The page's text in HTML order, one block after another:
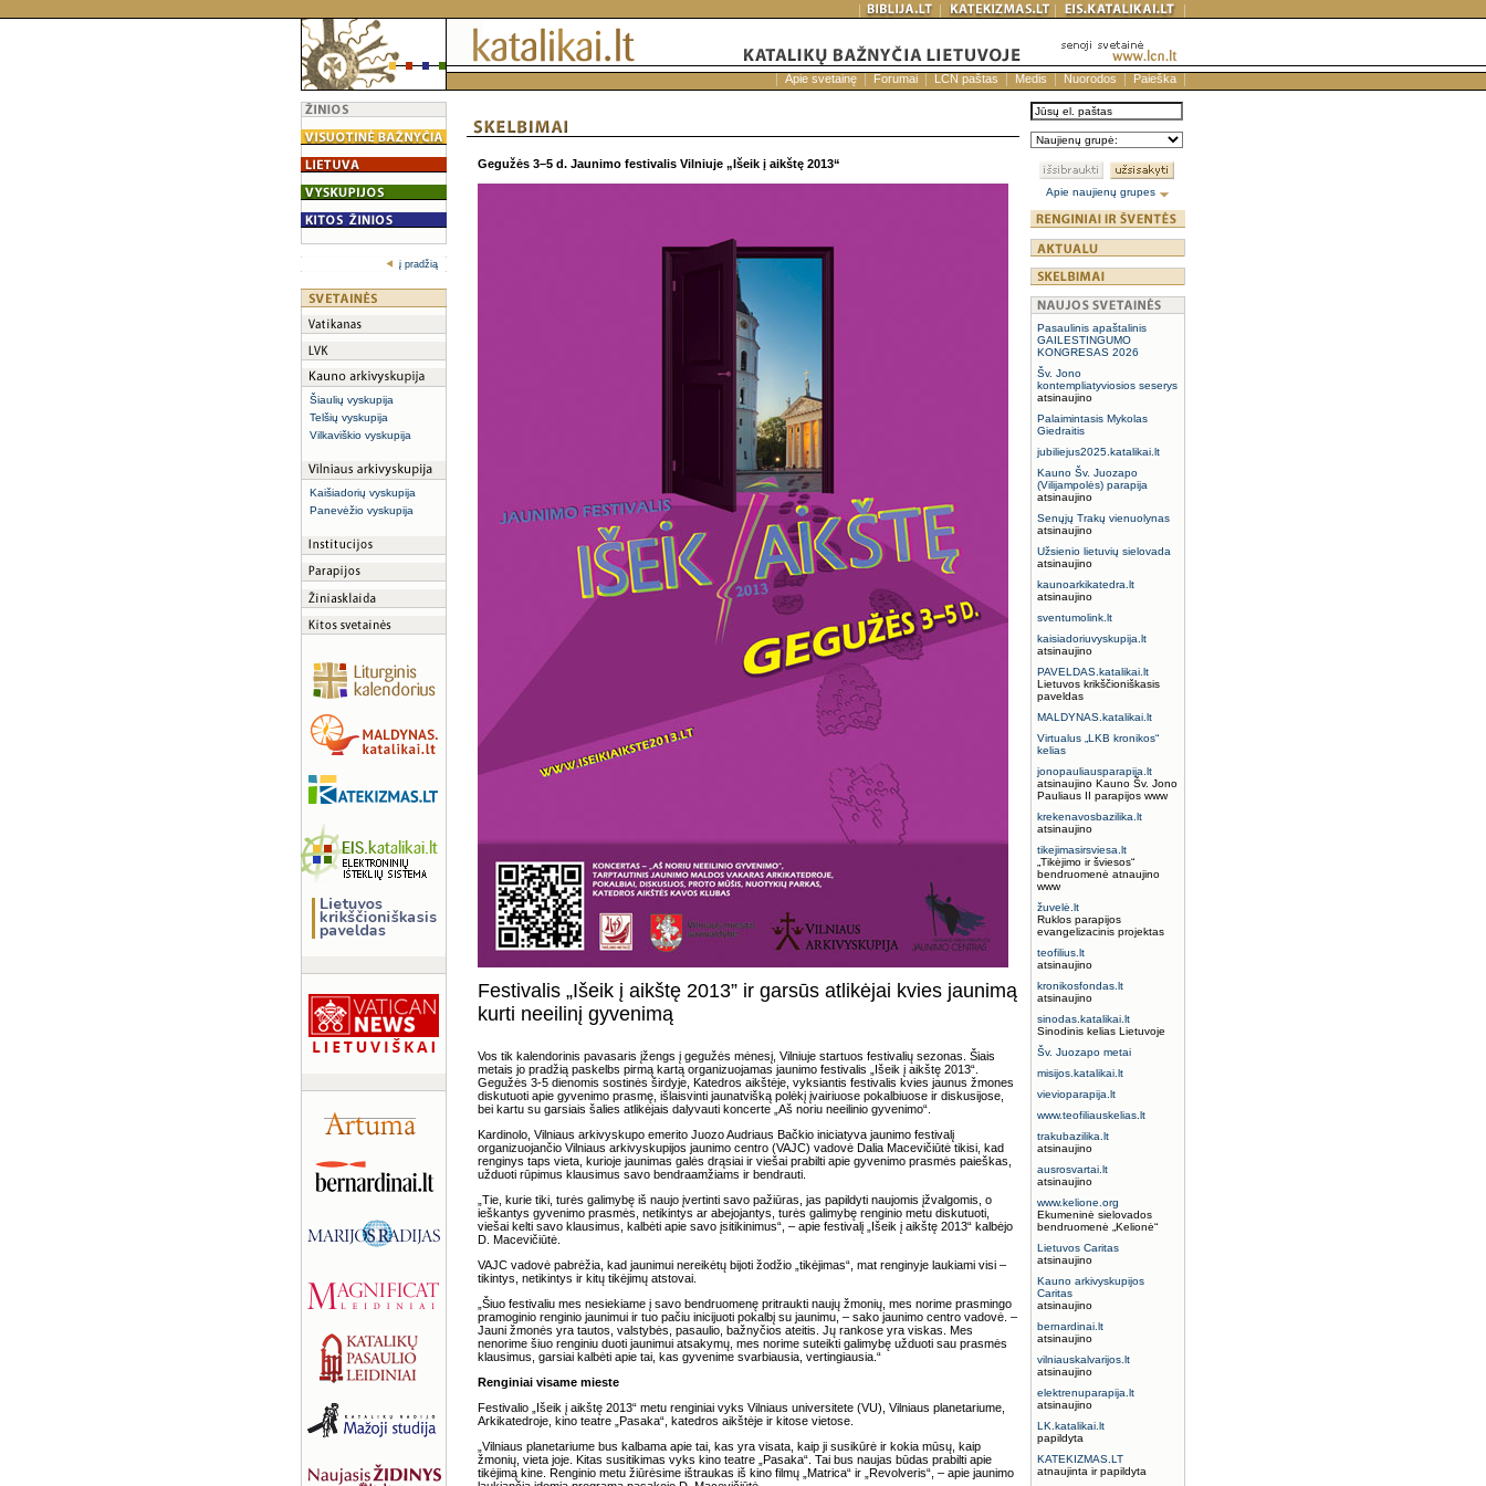
Apie svetainę Forumai LCN paštas Medis Nuorodos Paieška
į pradžią
Šiaulių vyskupija
Telšių vyskupija
Vilkaviškio vyskupija
Kaišiadorių vyskupija
Panevėžio vyskupija
Gegužės 3–5 d. Jaunimo festivalis Vilniuje „Išeik į aikštę 2013“
Festivalis „Išeik į aikštę 2013” ir garsūs atlikėjai kvies jaunimą
kurti neeilinį gyvenimą
Vos tik kalendorinis pavasaris įžengs į gegužės mėnesį, Vilniuje startuos festivalių sezonas. Šiais
metais jo pradžią paskelbs pirmą kartą organizuojamas jaunimo festivalis „Išeik į aikštę 2013“.
Gegužės 3-5 dienomis sostinės širdyje, Katedros aikštėje, vyksiantis festivalis kvies jaunus žmones
diskutuoti apie gyvenimo prasmę, išlaisvinti jaunatvišką polėkį įvairiuose pokalbiuose ir diskusijose,
bei kartu su garsiais šalies atlikėjais dalyvauti koncerte „Aš noriu neeilinio gyvenimo“.
Kardinolo, Vilniaus arkivyskupo emerito Juozo Audriaus Bačkio iniciatyva jaunimo festivalį
organizuojančio Vilniaus arkivyskupijos jaunimo centro (VAJC) vadovė Dalia Macevičiūtė tikisi, kad
renginys taps vieta, kurioje jaunimas galės drąsiai ir viešai prabilti apie gyvenimo prasmės paieškas,
užduoti rūpimus klausimus savo bendraamžiams ir bendrauti.
„Tie, kurie tiki, turės galimybę iš naujo įvertinti savo pažiūras, jas papildyti naujomis įžvalgomis, o
ieškantys gyvenimo prasmės, netikintys ar abejojantys, turės galimybę renginio metu diskutuoti,
viešai kelti savo klausimus, kalbėti apie savo įsitikinimus“, – apie festivalį „Išeik į aikštę 2013“ kalbėjo
D. Macevičiūtė.
VAJC vadovė pabrėžia, kad jaunimui nereikėtų bijoti žodžio „tikėjimas“, mat renginyje laukiami visi –
tikintys, netikintys ir kitų tikėjimų atstovai.
„Šiuo festivaliu mes nesiekiame į savo bendruomenę pritraukti naujų žmonių, mes norime prasmingo
pramoginio renginio jaunimui ir tuo pačiu inicijuoti pokalbį su jaunimu, – sako jaunimo centro vadovė. –
Jauni žmonės yra tautos, valstybės, pasaulio, bažnyčios ateitis. Jų rankose yra viskas. Mes
nenorime šiuo renginiu duoti jaunimui atsakymų, mes norime suteikti galimybę užduoti sau prasmės
klausimus, garsiai kalbėti apie tai, kas gyvenime svarbiausia, vertingiausia.“
Renginiai visame mieste
Festivalio „Išeik į aikštę 2013“ metu renginiai vyks Vilniaus universitete (VU), Vilniaus planetariume,
Arkikatedroje, kino teatre „Pasaka“, katedros aikštėje ir kitose vietose.
„Vilniaus planetariume bus kalbama apie tai, kas yra visata, kaip ji susikūrė ir kokia mūsų, kaip
žmonių, vieta joje. Kitas susitikimas vyks kino teatre „Pasaka“. Tai bus naujas būdas prabilti apie
tikėjimą kine. Renginio metu žiūrėsime ištraukas iš kino filmų „Matrica“ ir „Revolveris“, – apie jaunimo
Apie naujienų grupes
Pasaulinis apaštalinis
GAILESTINGUMO
KONGRESAS 2026
Šv. Jono
kontempliatyviosios seserys
atsinaujino
Palaimintasis Mykolas
Giedraitis
jubiliejus2025.katalikai.lt
Kauno Šv. Juozapo
(Vilijampolės) parapija
atsinaujino
Senųjų Trakų vienuolynas
atsinaujino
Užsienio lietuvių sielovada
atsinaujino
kaunoarkikatedra.lt
atsinaujino
sventumolink.lt
kaisiadoriuvyskupija.lt
atsinaujino
PAVELDAS.katalikai.lt
Lietuvos krikščioniškasis
paveldas
MALDYNAS.katalikai.lt
Virtualus „LKB kronikos“
kelias
jonopauliausparapija.lt
atsinaujino Kauno Šv. Jono
Pauliaus II parapijos www
krekenavosbazilika.lt
atsinaujino
tikejimasirsviesa.lt
„Tikėjimo ir šviesos“
bendruomenė atnaujino
www
žuvelė.lt
Ruklos parapijos
evangelizacinis projektas
teofilius.lt
atsinaujino
kronikosfondas.lt
atsinaujino
sinodas.katalikai.lt
Sinodinis kelias Lietuvoje
Šv. Juozapo metai
misijos.katalikai.lt
vievioparapija.lt
www.teofiliauskelias.lt
trakubazilika.lt
atsinaujino
ausrosvartai.lt
atsinaujino
www.kelione.org
Ekumeninė sielovados
bendruomenė „Kelionė“
Lietuvos Caritas
atsinaujino
Kauno arkivyskupijos
Caritas
atsinaujino
bernardinai.lt
atsinaujino
vilniauskalvarijos.lt
atsinaujino
elektrenuparapija.lt
atsinaujino
LK.katalikai.lt
papildyta
KATEKIZMAS.LT
atnaujinta ir papildyta